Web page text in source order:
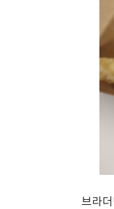
브라